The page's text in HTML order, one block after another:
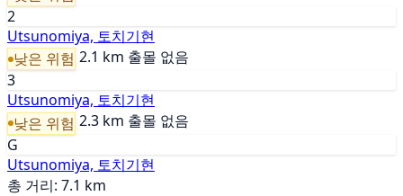
2
Utsunomiya, 토치기현
낮은 위험 2.1 km 출몰 없음
3
Utsunomiya, 토치기현
낮은 위험 2.3 km 출몰 없음
G
Utsunomiya, 토치기현
총 거리: 7.1 km